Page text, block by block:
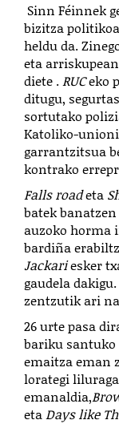
Sinn Féinnek
bizitza
heldu da.
eta
diete .RUCeko
ditugu,
sortutako
Katoliko-
garrantzitsua
kontrako
Falls roadeta
batek
auzoko horma
bardiña
Jackariesker
gaudela
zentzutik ari
26 urte pasa
bariku santuko
emaitza eman
lorategi
emanaldia,
etaDays like